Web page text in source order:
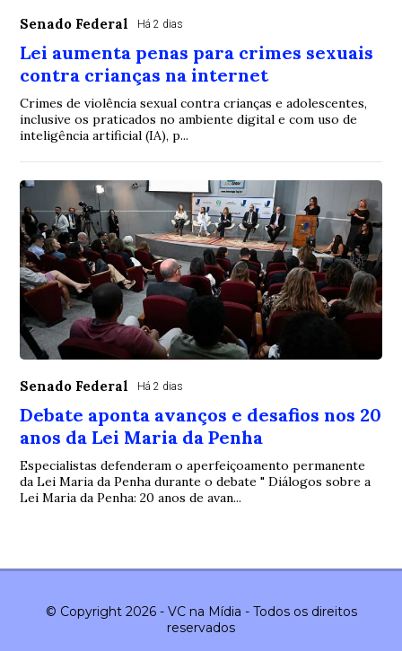
Senado Federal Há 2 dias
Lei aumenta penas para crimes sexuais
contra crianças na internet
Crimes de violência sexual contra crianças e adolescentes,
inclusive os praticados no ambiente digital e com uso de
inteligência artificial (IA), p...
Senado Federal Há 2 dias
Debate aponta avanços e desafios nos 20
anos da Lei Maria da Penha
Especialistas defenderam o aperfeiçoamento permanente
da Lei Maria da Penha durante o debate " Diálogos sobre a
Lei Maria da Penha: 20 anos de avan...
© Copyright 2026 - VC na Mídia - Todos os direitos
reservados